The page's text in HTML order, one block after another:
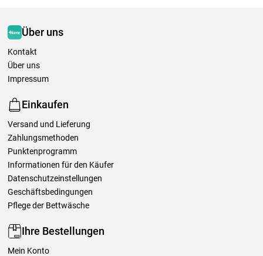
Über uns
Kontakt
Über uns
Impressum
Einkaufen
Versand und Lieferung
Zahlungsmethoden
Punktenprogramm
Informationen für den Käufer
Datenschutzeinstellungen
Geschäftsbedingungen
Pflege der Bettwäsche
Ihre Bestellungen
Mein Konto